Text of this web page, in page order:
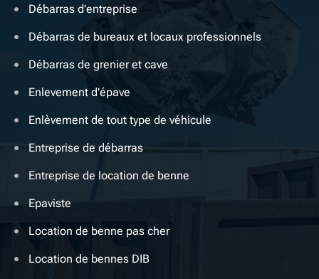
Débarras d'entreprise
Débarras de bureaux et locaux professionnels
Débarras de grenier et cave
Enlevement d'épave
Enlèvement de tout type de véhicule
Entreprise de débarras
Entreprise de location de benne
Epaviste
Location de benne pas cher
Location de bennes DIB